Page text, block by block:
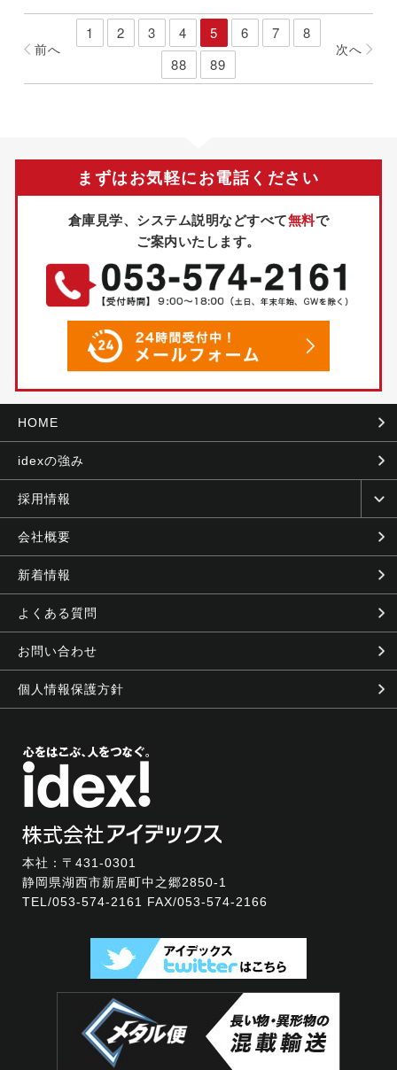
前へ
1 2 3 4 5 6 7
8
88
89
次へ
まずはお気軽にお電話ください
倉庫見学、システム説明などすべて無料で
ご案内いたします。
HOME
idexの強み
採用情報
会社概要
新着情報
よくある質問
お問い合わせ
個人情報保護方針
本社：〒431-0301
静岡県湖西市新居町中之郷2850-1
TEL/053-574-2161 FAX/053-574-2166